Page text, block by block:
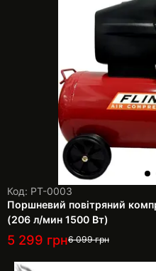
Код: PT-0003
Поршневий повітряний
(206 л/мин 1500 Вт)
5 299 грн6 099грн